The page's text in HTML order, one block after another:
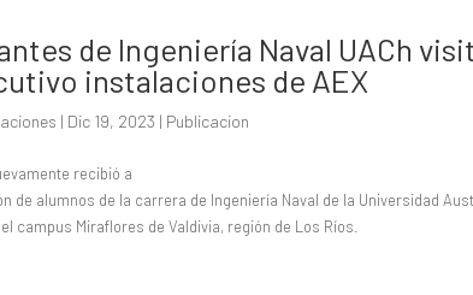
de Ingeniería Naval UACh
instalaciones de AEX
| Dic 19, 2023 | Publicacion
recibió a
de alumnos de la carrera de Ingeniería Naval de la Universidad
campus Miraflores de Valdivia, región de Los Ríos.